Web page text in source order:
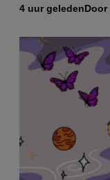
4 uur geledenDoor